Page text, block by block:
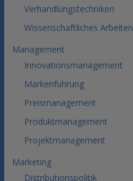
Verhandlungstechniken
Wissenschaftliches Arbeiten
Management
Innovationsmanagement
Markenführung
Preismanagement
Produktmanagement
Projektmanagement
Marketing
Distributionspolitik